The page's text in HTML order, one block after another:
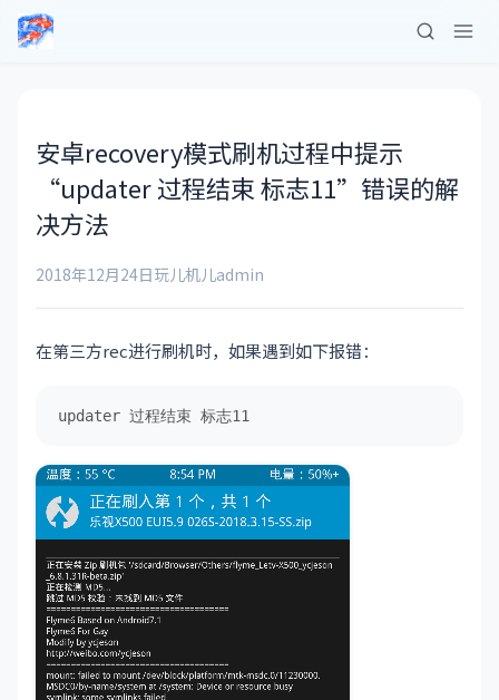
安卓recovery模式刷机过程中提示
“updater 过程结束 标志11”错误的解
决方法
2018年12月24日玩儿机儿admin
在第三方rec进行刷机时，如果遇到如下报错：
updater 过程结束 标志11